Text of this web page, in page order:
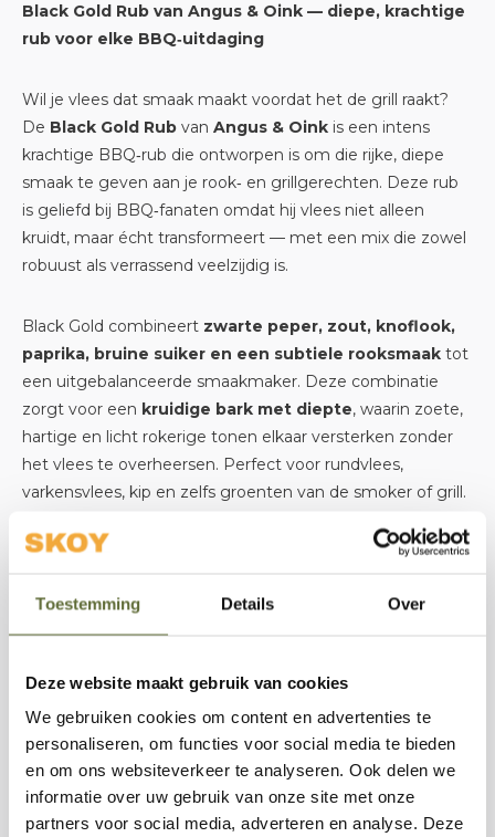
Toestemming Details Over
Deze website maakt gebruik van cookies
We gebruiken cookies om content en advertenties te
personaliseren, om functies voor social media te bieden
en om ons websiteverkeer te analyseren. Ook delen we
informatie over uw gebruik van onze site met onze
partners voor social media, adverteren en analyse. Deze
Black Gold Rub van Angus & Oink — diepe, krachtige
rub voor elke BBQ‑uitdaging
Wil je vlees dat smaak maakt voordat het de grill raakt?
De Black Gold Rub van Angus & Oink is een intens
krachtige BBQ‑rub die ontworpen is om die rijke, diepe
smaak te geven aan je rook‑ en grillgerechten. Deze rub
is geliefd bij BBQ‑fanaten omdat hij vlees niet alleen
kruidt, maar écht transformeert — met een mix die zowel
robuust als verrassend veelzijdig is.
Black Gold combineert zwarte peper, zout, knoflook,
paprika, bruine suiker en een subtiele rooksmaak tot
een uitgebalanceerde smaakmaker. Deze combinatie
zorgt voor een kruidige bark met diepte, waarin zoete,
hartige en licht rokerige tonen elkaar versterken zonder
het vlees te overheersen. Perfect voor rundvlees,
varkensvlees, kip en zelfs groenten van de smoker of grill.
Breng de Black Gold Rub royaal aan vóór het bereiden en
ontstaat er een
intense, aromatische laag
die
sappigheid vasthoudt en bij elke hap indruk maakt —
BijSKOY Outdoor Cookinggeloven we in smaakmakers
die je BBQ‑resultaten écht sterker maken. De Black Gold
Rub past daar perfect bij:krachtig, authentiek en
ontworpen voor barbecue met impact.